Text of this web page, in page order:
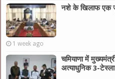
नशे के खिलाफ एक
1 week ago
चमियाणा में
अत्याधुनिक 3-